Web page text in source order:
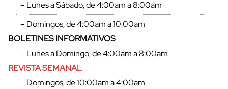
– Lunes a Sábado, de 4:00am a 8:00am
– Domingos, de 4:00am a 10:00am
BOLETINES INFORMATIVOS
– Lunes a Domingo, de 4:00am a 8:00am
REVISTA SEMANAL
– Domingos, de 10:00am a 4:00am